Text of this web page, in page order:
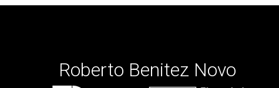
Roberto Benitez Novo